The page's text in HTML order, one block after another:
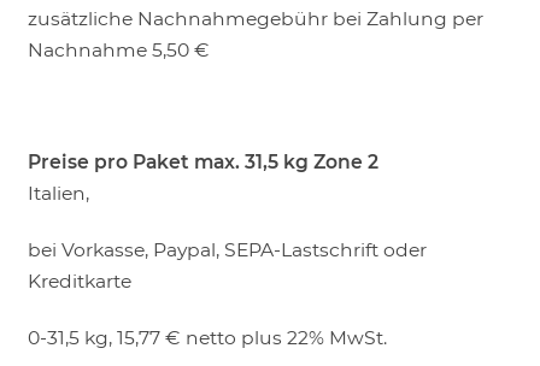
zusätzliche Nachnahmegebühr bei Zahlung per
Nachnahme 5,50 €
Preise pro Paket max. 31,5 kg Zone 2
Italien,
bei Vorkasse, Paypal, SEPA-Lastschrift oder
Kreditkarte
0-31,5 kg, 15,77 € netto plus 22% MwSt.